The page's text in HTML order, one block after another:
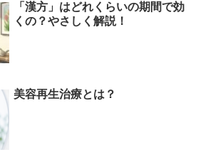
「漢方」はどれくらいの期間で効
くの？やさしく解説！
美容再生治療とは？